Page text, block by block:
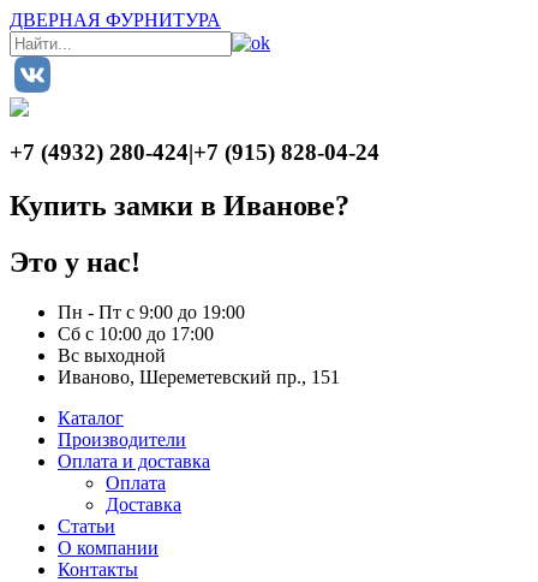
ДВЕРНАЯ ФУРНИТУРА
+7 (4932) 280-424|+7 (915) 828-04-24
Купить замки в Иванове?
Это у нас!
Пн - Пт с 9:00 до 19:00
Сб с 10:00 до 17:00
Вс выходной
Иваново, Шереметевский пр., 151
Каталог
Производители
Оплата и доставка
Оплата
Доставка
Статьи
О компании
Контакты